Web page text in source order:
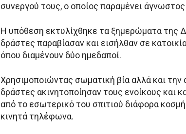
συνεργού τους, ο οποίος παραμένει άγνωστος
Η υπόθεση εκτυλίχθηκε τα ξημερώματα της
δράστες παραβίασαν και εισήλθαν σε
όπου διαμένουν δύο ημεδαποί.
Χρησιμοποιώντας σωματική βία αλλά και την
δράστες ακινητοποίησαν τους ενοίκους και
από το εσωτερικό του σπιτιού διάφορα
κινητά τηλέφωνα.